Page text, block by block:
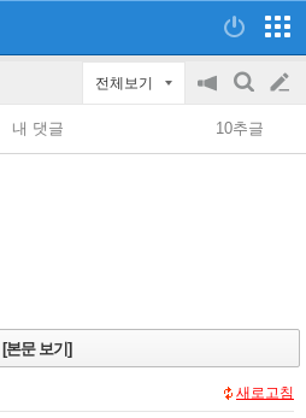
전체보기
공
지
on/off
검
색
글
쓰
내 댓글 10추글
[본문 보기]
새로고침